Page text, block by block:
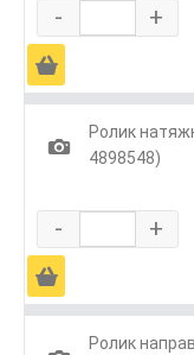
- +
Ä
1
Ролик
4898548)
- +
Ä
Ролик